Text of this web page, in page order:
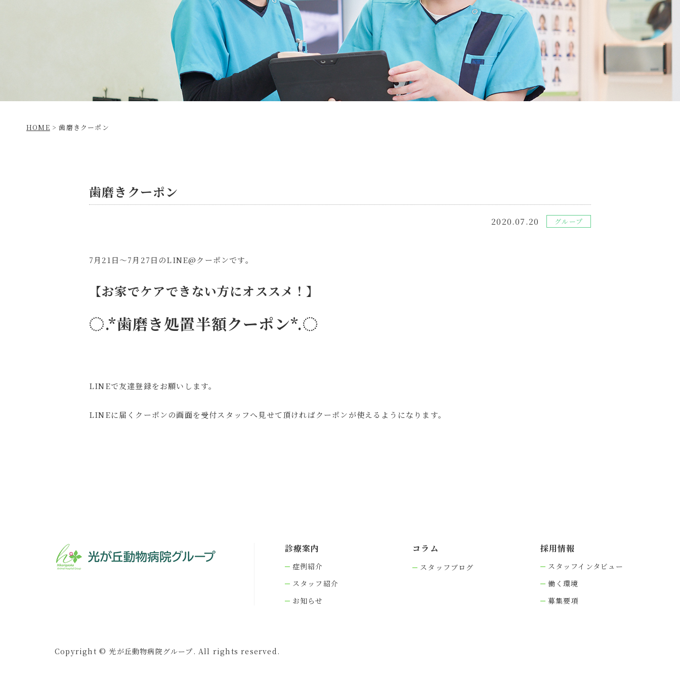
HOME >歯磨きクーポン
歯磨きクーポン
2020.07.20 グループ
7月21日～7月27日のLINE@クーポンです。
【お家でケアできない方にオススメ！】
◌.*歯磨き処置半額クーポン*.◌
LINEで友達登録をお願いします。
LINEに届くクーポンの画面を受付スタッフへ見せて頂ければクーポンが使えるようになります。
診療案内
症例紹介
スタッフ紹介
お知らせ
コラム
スタッフブログ
採⽤情報
スタッフインタビュー
働く環境
募集要項
Copyright © 光が丘動物病院グループ. All rights reserved.